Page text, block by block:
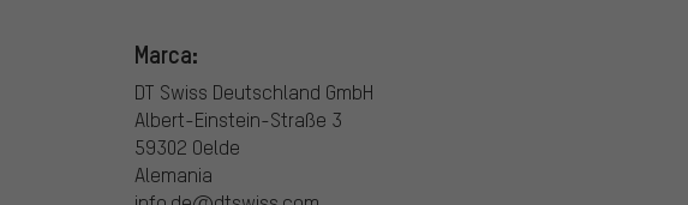
Marca:
DT Swiss Deutschland GmbH
Albert-Einstein-Straße 3
59302 Oelde
Alemania